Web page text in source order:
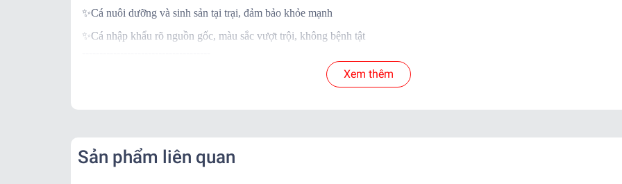
✨Cá nuôi dưỡng và sinh sản tại trại, đảm bảo khỏe mạnh
✨Cá nhập khẩu rõ nguồn gốc, màu sắc vượt trội, không bệnh tật
Ngoài ra khi mua hàng, trại còn BẢO HÀNH CÁ SỐNG đến tay khách hàng
Khi nhận hàng vui lòng quay video kiểm tra thùng cá để shop xử lý nếu có hư hao.
Kể từ khi đơn hàng đã bàn giao cho đơn vị vận chuyển.
- Nội thành: + Hỏa Tốc: 1-2 tiếng ( Tính theo phí grab )
Xem thêm
Sản phẩm liên quan